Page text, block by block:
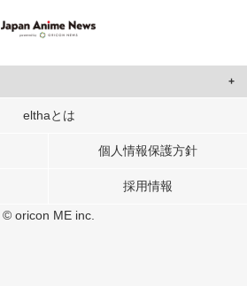
して、ユーザーに合わせたコンテンツや広告の
析の各パートナーに提供しています。
elthaとは
個人情報保護方針
採用情報
© oricon ME inc.